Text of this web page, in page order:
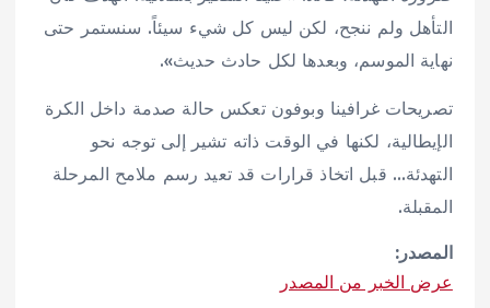
التأهل ولم ننجح، لكن ليس كل شيء سيئاً. سنستمر حتى
نهاية الموسم، وبعدها لكل حادث حديث».
تصريحات غرافينا وبوفون تعكس حالة صدمة داخل الكرة
الإيطالية، لكنها في الوقت ذاته تشير إلى توجه نحو
التهدئة… قبل اتخاذ قرارات قد تعيد رسم ملامح المرحلة
المقبلة.
المصدر:
عرض الخبر من المصدر